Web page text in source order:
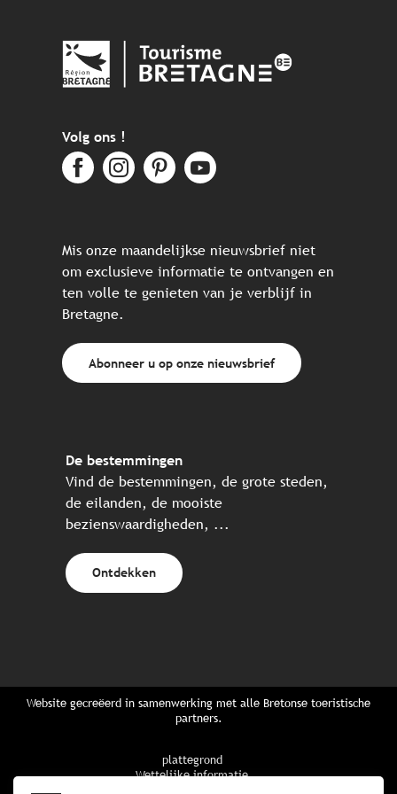
Volg ons !
Mis onze maandelijkse nieuwsbrief niet
om exclusieve informatie te ontvangen en
ten volle te genieten van je verblijf in
Bretagne.
Abonneer u op onze nieuwsbrief
De bestemmingen
Vind de bestemmingen, de grote steden,
de eilanden, de mooiste
bezienswaardigheden, ...
Ontdekken
Website gecreëerd in samenwerking met alle Bretonse toeristische
partners.
plattegrond
Wettelijke informatie